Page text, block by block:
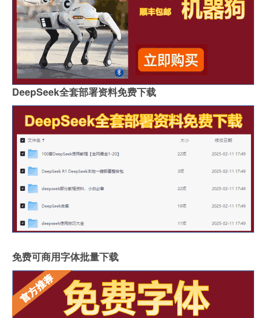
DeepSeek全套部署资料免费下载
免费可商用字体批量下载